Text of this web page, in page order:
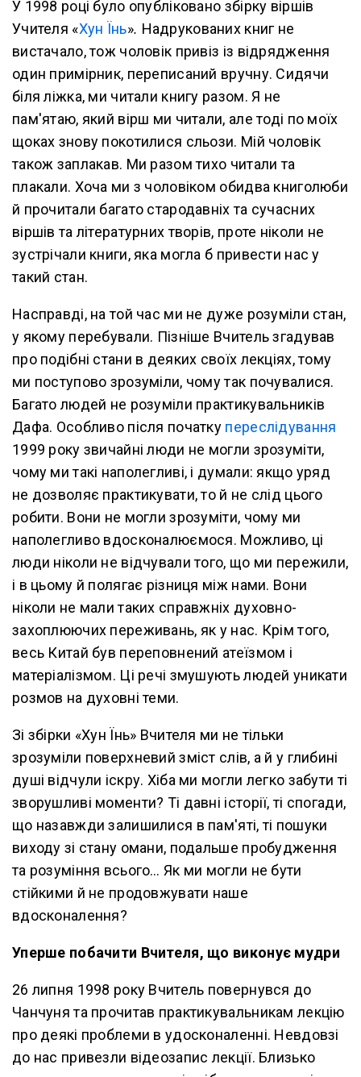
У 1998 році було опубліковано збірку віршів
Учителя «Хун Їнь». Надрукованих книг не
вистачало, тож чоловік привіз із відрядження
один примірник, переписаний вручну. Сидячи
біля ліжка, ми читали книгу разом. Я не
пам'ятаю, який вірш ми читали, але тоді по моїх
щоках знову покотилися сльози. Мій чоловік
також заплакав. Ми разом тихо читали та
плакали. Хоча ми з чоловіком обидва книголюби
й прочитали багато стародавніх та сучасних
віршів та літературних творів, проте ніколи не
зустрічали книги, яка могла б привести нас у
такий стан.
Насправді, на той час ми не дуже розуміли стан,
у якому перебували. Пізніше Вчитель згадував
про подібні стани в деяких своїх лекціях, тому
ми поступово зрозуміли, чому так почувалися.
Багато людей не розуміли практикувальників
Дафа. Особливо після початку переслідування
1999 року звичайні люди не могли зрозуміти,
чому ми такі наполегливі, і думали: якщо уряд
не дозволяє практикувати, то й не слід цього
робити. Вони не могли зрозуміти, чому ми
наполегливо вдосконалюємося. Можливо, ці
люди ніколи не відчували того, що ми пережили,
і в цьому й полягає різниця між нами. Вони
ніколи не мали таких справжніх духовно-
захоплюючих переживань, як у нас. Крім того,
весь Китай був переповнений атеїзмом і
матеріалізмом. Ці речі змушують людей уникати
розмов на духовні теми.
Зі збірки «Хун Їнь» Вчителя ми не тільки
зрозуміли поверхневий зміст слів, а й у глибині
душі відчули іскру. Хіба ми могли легко забути ті
зворушливі моменти? Ті давні історії, ті спогади,
що назавжди залишилися в пам'яті, ті пошуки
виходу зі стану омани, подальше пробудження
та розуміння всього… Як ми могли не бути
стійкими й не продовжувати наше
вдосконалення?
Уперше побачити Вчителя, що виконує мудри
26 липня 1998 року Вчитель повернувся до
Чанчуня та прочитав практикувальникам лекцію
про деякі проблеми в удосконаленні. Невдовзі
до нас привезли відеозапис лекції. Близько